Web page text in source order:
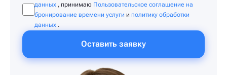
данных , принимаю Пользовательское соглашение на
бронирование времени услуги и политику обработки
данных .
Оставить заявку